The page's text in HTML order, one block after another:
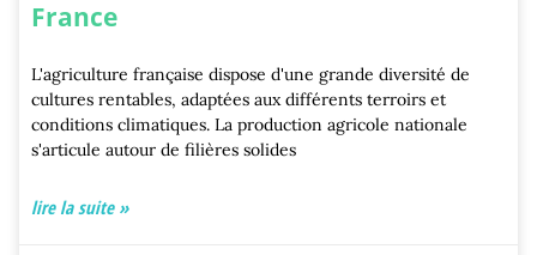
France
L'agriculture française dispose d'une grande diversité de
cultures rentables, adaptées aux différents terroirs et
conditions climatiques. La production agricole nationale
s'articule autour de filières solides
lire la suite »